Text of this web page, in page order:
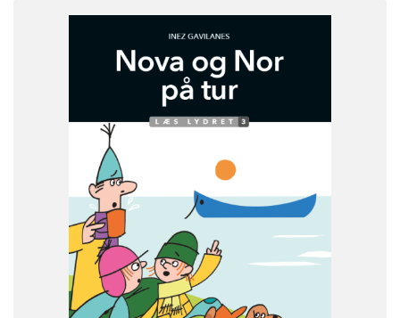
2. klasse 3. klasse
FORMAT
Flergangsbog
9788723579140